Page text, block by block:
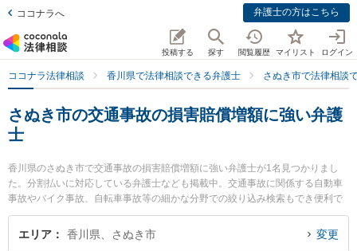
ココナラへ 弁護士の方はこちら
投稿する 探す 閲覧履歴 マイリスト ログイン
ココナラ法律相談 香川県で法律相談できる弁護士 さぬき市で法律相談
さぬき市の交通事故の損害賠償増額に強い弁護
士
香川県のさぬき市で交通事故の損害賠償増額に強い弁護士が1名見つかりまし
た。分割払いに対応している弁護士なども掲載中。交通事故に関係する自動車
事故やバイク事故、自転車事故等の細かな分野での絞り込み検索もでき便利で
す。特に白河原法律事務所の白河原 将弁護士のプロフィール情報や弁護士費
用、強みなどが注目されています。『さぬき市で土日や夜間に発生した交通事
故の損害賠償増額のトラブルを今すぐに弁護士に相談したい』『交通事故の損
エリア 香川県、さぬき市 変更